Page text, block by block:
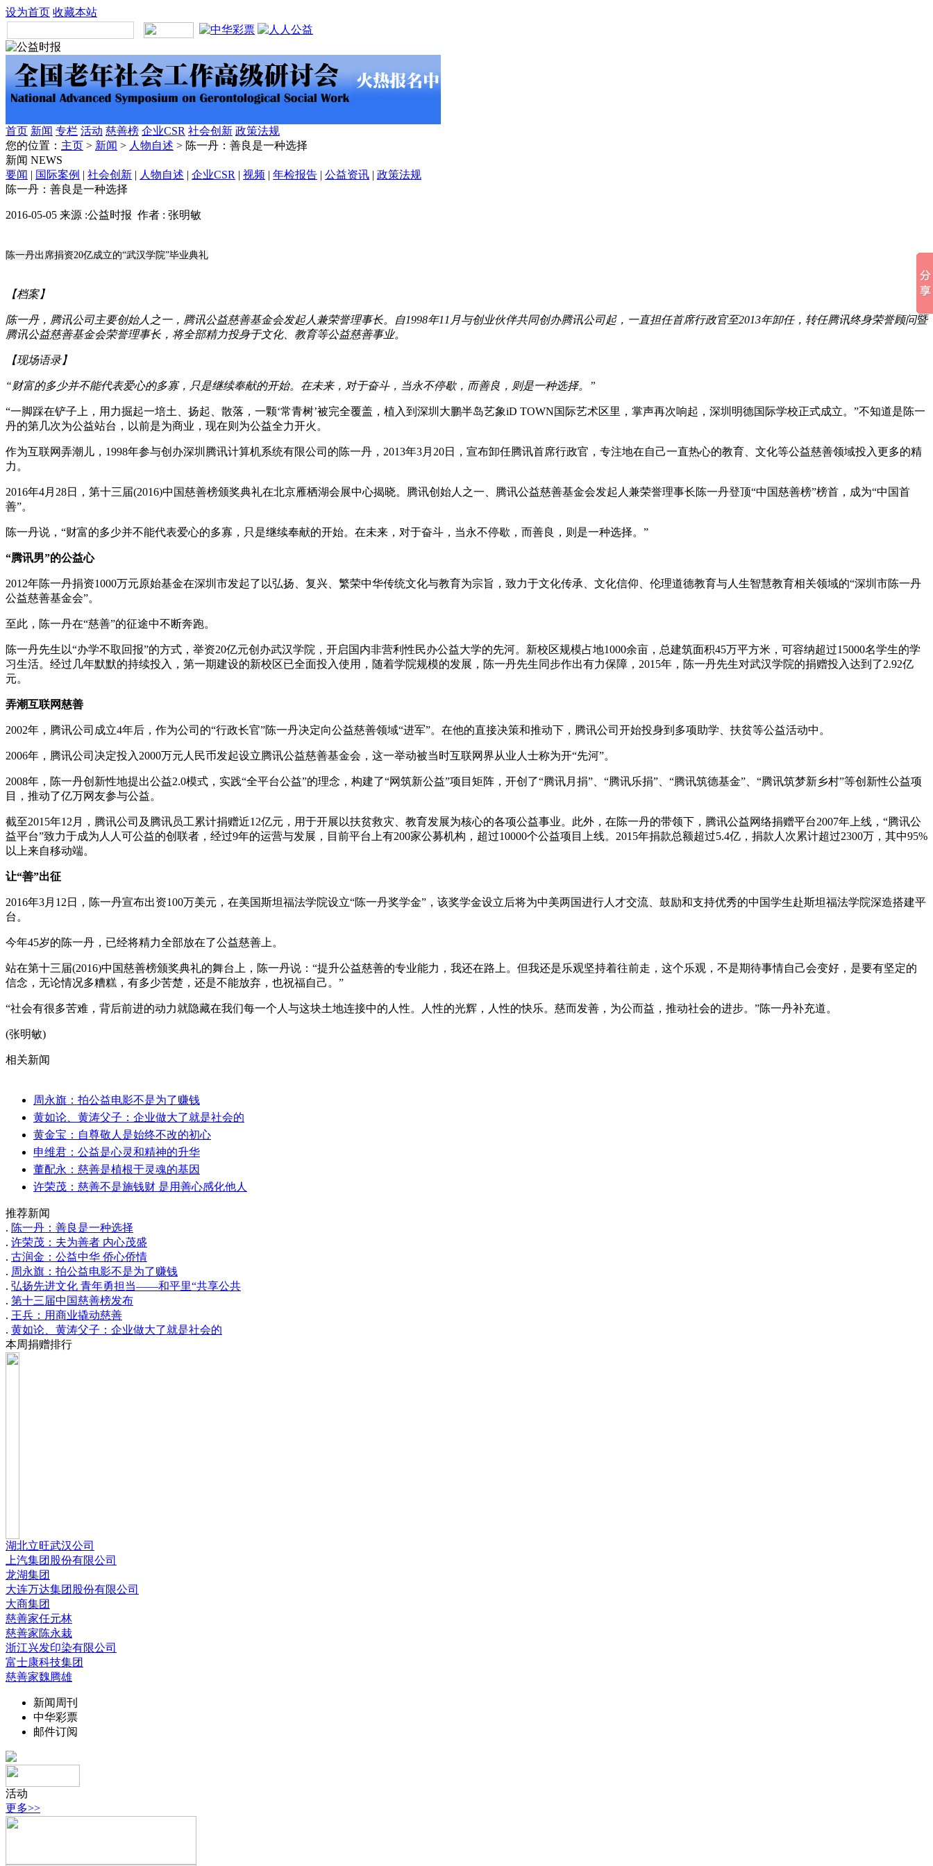
设为首页 收藏本站
首页 新闻 专栏 活动 慈善榜 企业CSR 社会创新 政策法规
您的位置： 主页 > 新闻 > 人物自述 > 陈一丹：善良是一种选择
新闻 NEWS
要闻 | 国际案例 | 社会创新 | 人物自述 | 企业CSR | 视频 | 年检报告 | 公益资讯 | 政策法规
陈一丹：善良是一种选择
2016-05-05 来源 :公益时报 作者 : 张明敏
陈一丹出席捐资20亿成立的“武汉学院”毕业典礼
【档案】
陈一丹，腾讯公司主要创始人之一，腾讯公益慈善基金会发起人兼荣誉理事长。自1998年11月与创业伙伴共同创办腾讯公司起，一直担任首席行政官至2013年卸任，转任腾讯终身荣誉顾问暨
腾讯公益慈善基金会荣誉理事长，将全部精力投身于文化、教育等公益慈善事业。
【现场语录】
“财富的多少并不能代表爱心的多寡，只是继续奉献的开始。在未来，对于奋斗，当永不停歇，而善良，则是一种选择。”
“一脚踩在铲子上，用力掘起一培土、扬起、散落，一颗‘常青树’被完全覆盖，植入到深圳大鹏半岛艺象iD TOWN国际艺术区里，掌声再次响起，深圳明德国际学校正式成立。”不知道是陈一
丹的第几次为公益站台，以前是为商业，现在则为公益全力开火。
作为互联网弄潮儿，1998年参与创办深圳腾讯计算机系统有限公司的陈一丹，2013年3月20日，宣布卸任腾讯首席行政官，专注地在自己一直热心的教育、文化等公益慈善领域投入更多的精
力。
2016年4月28日，第十三届(2016)中国慈善榜颁奖典礼在北京雁栖湖会展中心揭晓。腾讯创始人之一、腾讯公益慈善基金会发起人兼荣誉理事长陈一丹登顶“中国慈善榜”榜首，成为“中国首
善”。
陈一丹说，“财富的多少并不能代表爱心的多寡，只是继续奉献的开始。在未来，对于奋斗，当永不停歇，而善良，则是一种选择。”
“腾讯男”的公益心
2012年陈一丹捐资1000万元原始基金在深圳市发起了以弘扬、复兴、繁荣中华传统文化与教育为宗旨，致力于文化传承、文化信仰、伦理道德教育与人生智慧教育相关领域的“深圳市陈一丹
公益慈善基金会”。
至此，陈一丹在“慈善”的征途中不断奔跑。
陈一丹先生以“办学不取回报”的方式，举资20亿元创办武汉学院，开启国内非营利性民办公益大学的先河。新校区规模占地1000余亩，总建筑面积45万平方米，可容纳超过15000名学生的学
习生活。经过几年默默的持续投入，第一期建设的新校区已全面投入使用，随着学院规模的发展，陈一丹先生同步作出有力保障，2015年，陈一丹先生对武汉学院的捐赠投入达到了2.92亿
元。
弄潮互联网慈善
2002年，腾讯公司成立4年后，作为公司的“行政长官”陈一丹决定向公益慈善领域“进军”。在他的直接决策和推动下，腾讯公司开始投身到多项助学、扶贫等公益活动中。
2006年，腾讯公司决定投入2000万元人民币发起设立腾讯公益慈善基金会，这一举动被当时互联网界从业人士称为开“先河”。
2008年，陈一丹创新性地提出公益2.0模式，实践“全平台公益”的理念，构建了“网筑新公益”项目矩阵，开创了“腾讯月捐”、“腾讯乐捐”、“腾讯筑德基金”、“腾讯筑梦新乡村”等创新性公益项
目，推动了亿万网友参与公益。
截至2015年12月，腾讯公司及腾讯员工累计捐赠近12亿元，用于开展以扶贫救灾、教育发展为核心的各项公益事业。此外，在陈一丹的带领下，腾讯公益网络捐赠平台2007年上线，“腾讯公
益平台”致力于成为人人可公益的创联者，经过9年的运营与发展，目前平台上有200家公募机构，超过10000个公益项目上线。2015年捐款总额超过5.4亿，捐款人次累计超过2300万，其中95%
以上来自移动端。
让“善”出征
2016年3月12日，陈一丹宣布出资100万美元，在美国斯坦福法学院设立“陈一丹奖学金”，该奖学金设立后将为中美两国进行人才交流、鼓励和支持优秀的中国学生赴斯坦福法学院深造搭建平
台。
今年45岁的陈一丹，已经将精力全部放在了公益慈善上。
站在第十三届(2016)中国慈善榜颁奖典礼的舞台上，陈一丹说：“提升公益慈善的专业能力，我还在路上。但我还是乐观坚持着往前走，这个乐观，不是期待事情自己会变好，是要有坚定的
信念，无论情况多糟糕，有多少苦楚，还是不能放弃，也祝福自己。”
“社会有很多苦难，背后前进的动力就隐藏在我们每一个人与这块土地连接中的人性。人性的光辉，人性的快乐。慈而发善，为公而益，推动社会的进步。”陈一丹补充道。
(张明敏)
相关新闻
周永旗：拍公益电影不是为了赚钱
黄如论、黄涛父子：企业做大了就是社会的
黄金宝：自尊敬人是始终不改的初心
申维君：公益是心灵和精神的升华
董配永：慈善是植根于灵魂的基因
许荣茂：慈善不是施钱财 是用善心感化他人
推荐新闻
. 陈一丹：善良是一种选择
. 许荣茂：夫为善者 内心茂盛
. 古润金：公益中华 侨心侨情
. 周永旗：拍公益电影不是为了赚钱
. 弘扬先进文化 青年勇担当——和平里“共享公共
. 第十三届中国慈善榜发布
. 王兵：用商业撬动慈善
. 黄如论、黄涛父子：企业做大了就是社会的
本周捐赠排行
湖北立旺武汉公司
上汽集团股份有限公司
龙湖集团
大连万达集团股份有限公司
大商集团
慈善家任元林
慈善家陈永栽
浙江兴发印染有限公司
富士康科技集团
慈善家魏腾雄
新闻周刊
中华彩票
邮件订阅
活动
更多>>